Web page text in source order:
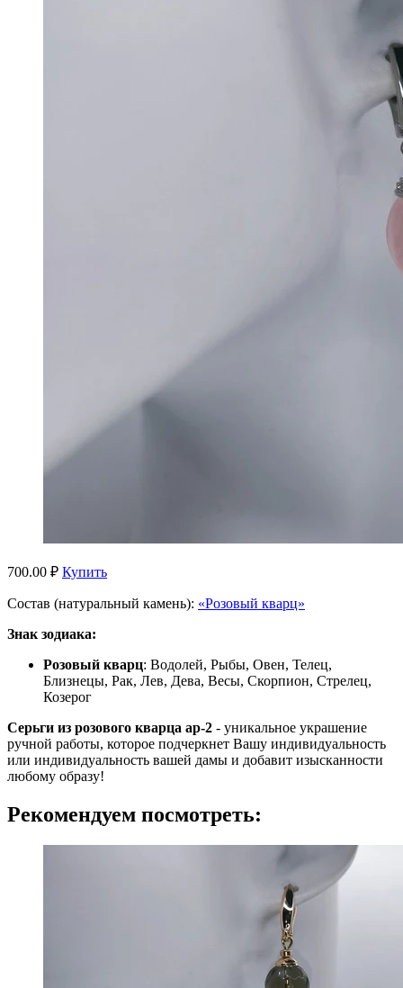
700.00 ₽ Купить
Состав (натуральный камень): «Розовый кварц»
Знак зодиака:
Розовый кварц: Водолей, Рыбы, Овен, Телец,
Близнецы, Рак, Лев, Дева, Весы, Скорпион, Стрелец,
Козерог
Серьги из розового кварца ар-2 - уникальное украшение
ручной работы, которое подчеркнет Вашу индивидуальность
или индивидуальность вашей дамы и добавит изысканности
любому образу!
Рекомендуем посмотреть: